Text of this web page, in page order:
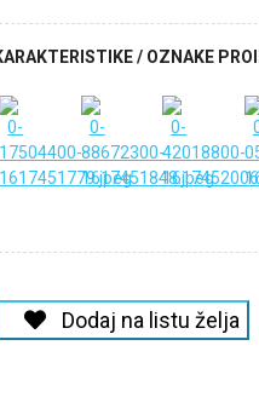
/ OZNAKE
Dodaj na listu želja